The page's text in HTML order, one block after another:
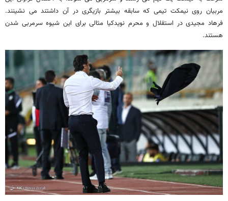
مربیان روی نیمکت تیمی که سابقه بیشتر بازیگری در آن داشتند می نشینند.
فرهاد مجیدی در استقلال و محرم نویدکیا مثالی برای این شیوه سرمربی شدن
هستند.